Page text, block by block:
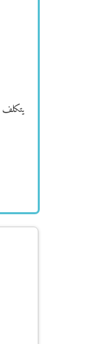
يتكلف